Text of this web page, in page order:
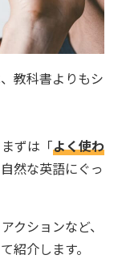
教科書よりもシ
ずは「よく使わ
然な英語にぐっ
クションなど、
紹介します。